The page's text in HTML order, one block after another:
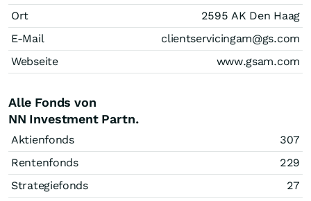
Ort
2595 AK Den Haag
E-Mail
clientservicingam@gs.com
Webseite
www.gsam.com
Alle Fonds von
NN Investment Partn.
Aktienfonds
307
Rentenfonds
229
Strategiefonds
27